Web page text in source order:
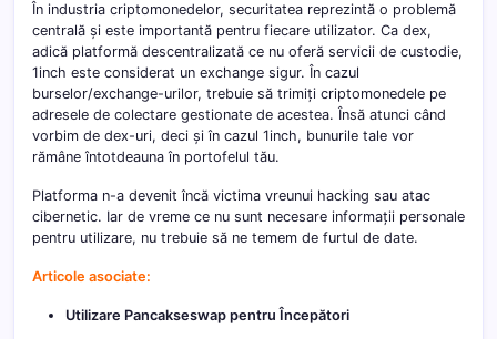
În industria criptomonedelor, securitatea reprezintă o problemă
centrală și este importantă pentru fiecare utilizator. Ca dex,
adică platformă descentralizată ce nu oferă servicii de custodie,
1inch este considerat un exchange sigur. În cazul
burselor/exchange-urilor, trebuie să trimiți criptomonedele pe
adresele de colectare gestionate de acestea. Însă atunci când
vorbim de dex-uri, deci și în cazul 1inch, bunurile tale vor
rămâne întotdeauna în portofelul tău.
Platforma n-a devenit încă victima vreunui hacking sau atac
cibernetic. Iar de vreme ce nu sunt necesare informații personale
pentru utilizare, nu trebuie să ne temem de furtul de date.
Articole asociate:
Utilizare Pancakseswap pentru Începători